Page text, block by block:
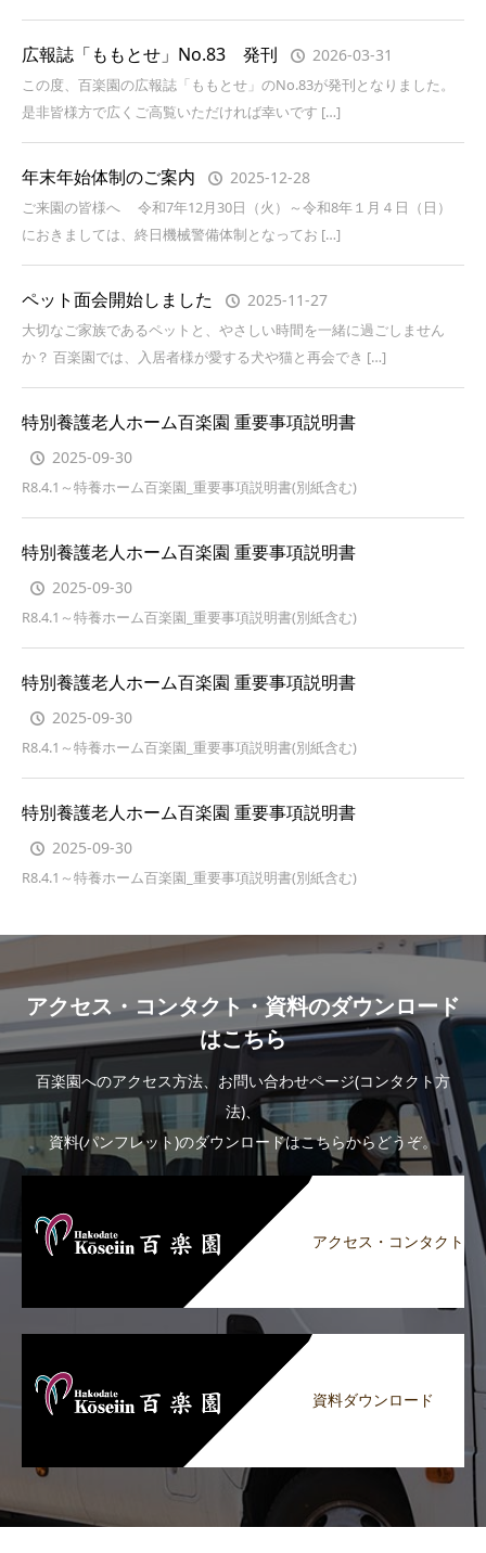
広報誌「ももとせ」No.83 発刊 2026-03-31
この度、百楽園の広報誌「ももとせ」のNo.83が発刊となりました。
是非皆様方で広くご高覧いただければ幸いです […]
年末年始体制のご案内 2025-12-28
ご来園の皆様へ 令和7年12月30日（火）～令和8年１月４日（日）
におきましては、終日機械警備体制となってお […]
ペット面会開始しました 2025-11-27
大切なご家族であるペットと、やさしい時間を一緒に過ごしません
か？ 百楽園では、入居者様が愛する犬や猫と再会でき […]
特別養護老人ホーム百楽園 重要事項説明書
2025-09-30
R8.4.1～特養ホーム百楽園_重要事項説明書(別紙含む)
特別養護老人ホーム百楽園 重要事項説明書
2025-09-30
R8.4.1～特養ホーム百楽園_重要事項説明書(別紙含む)
特別養護老人ホーム百楽園 重要事項説明書
2025-09-30
R8.4.1～特養ホーム百楽園_重要事項説明書(別紙含む)
特別養護老人ホーム百楽園 重要事項説明書
2025-09-30
R8.4.1～特養ホーム百楽園_重要事項説明書(別紙含む)
アクセス・コンタクト・資料のダウンロード
はこちら
百楽園へのアクセス方法、お問い合わせページ(コンタクト方
法)、
資料(パンフレット)のダウンロードはこちらからどうぞ。
アクセス・コンタクト
資料ダウンロード